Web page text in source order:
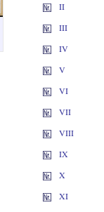
II
III
IV
V
VI
VII
VIII
IX
X
XI